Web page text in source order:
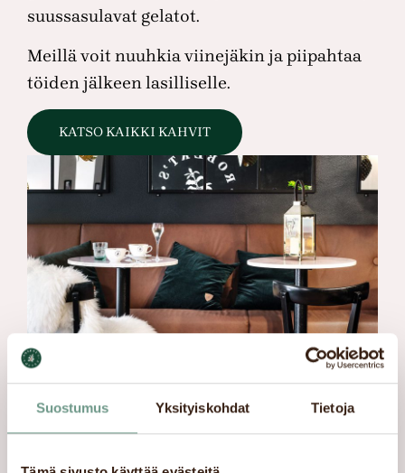
Suostumus Yksityiskohdat Tietoja
suussasulavat gelatot.
Meillä voit nuuhkia viinejäkin ja piipahtaa
töiden jälkeen lasilliselle.
KATSO KAIKKI KAHVIT